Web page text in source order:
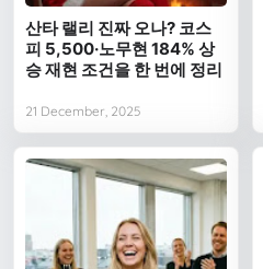
산타 랠리 진짜 오나? 코스
피 5,500·노무현 184% 상
승 재현 조건을 한 번에 정리
21 December, 2025